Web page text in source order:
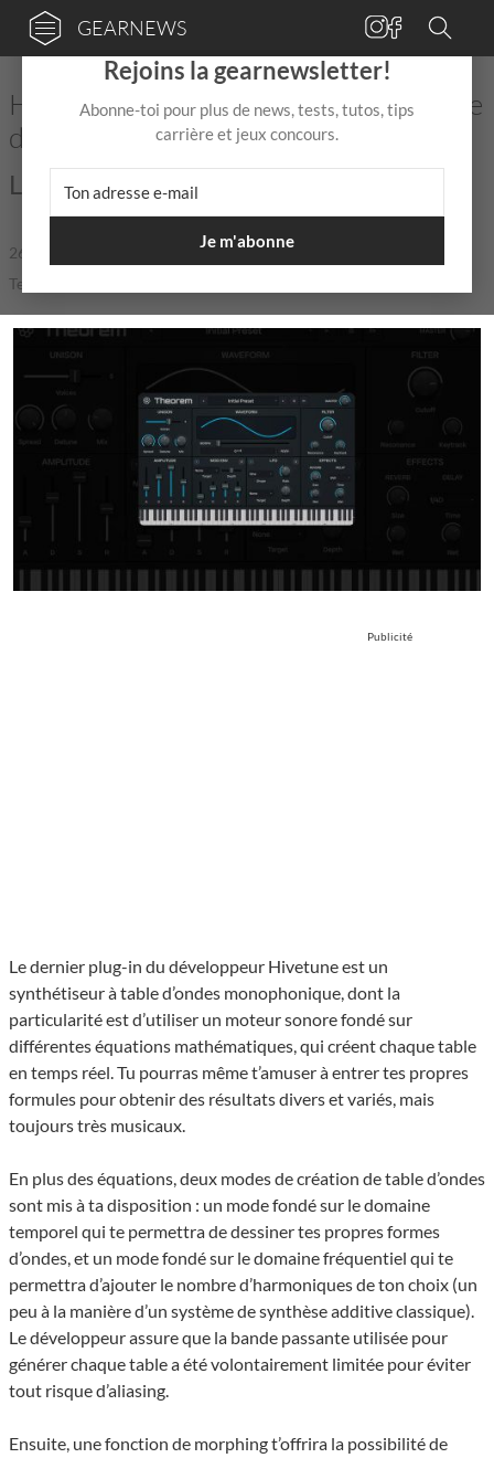
GEARNEWS
Hivetune dévoile le synthétiseur à table
d’ondes Theorem
Les maths n'ont jamais sonné aussi bien !
26 Fév |
Temps de lecture: 2 min
Publicité
Le dernier plug-in du développeur Hivetune est un
synthétiseur à table d’ondes monophonique, dont la
particularité est d’utiliser un moteur sonore fondé sur
différentes équations mathématiques, qui créent chaque table
en temps réel. Tu pourras même t’amuser à entrer tes propres
formules pour obtenir des résultats divers et variés, mais
toujours très musicaux.
En plus des équations, deux modes de création de table d’ondes
sont mis à ta disposition : un mode fondé sur le domaine
temporel qui te permettra de dessiner tes propres formes
d’ondes, et un mode fondé sur le domaine fréquentiel qui te
permettra d’ajouter le nombre d’harmoniques de ton choix (un
peu à la manière d’un système de synthèse additive classique).
Le développeur assure que la bande passante utilisée pour
générer chaque table a été volontairement limitée pour éviter
tout risque d’aliasing.
Ensuite, une fonction de morphing t’offrira la possibilité de
×
Rejoins la gearnewsletter!
Abonne-toi pour plus de news, tests, tutos, tips
carrière et jeux concours.
Je m'abonne